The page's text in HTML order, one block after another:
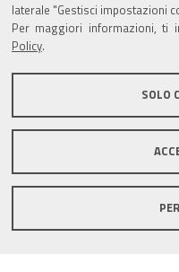
laterale "Gestisci impostazioni
Per maggiori informazioni, ti
Policy
SOLO
Area riservata
Informativa generale
Accessibilità
Note
Informativa estesa sui